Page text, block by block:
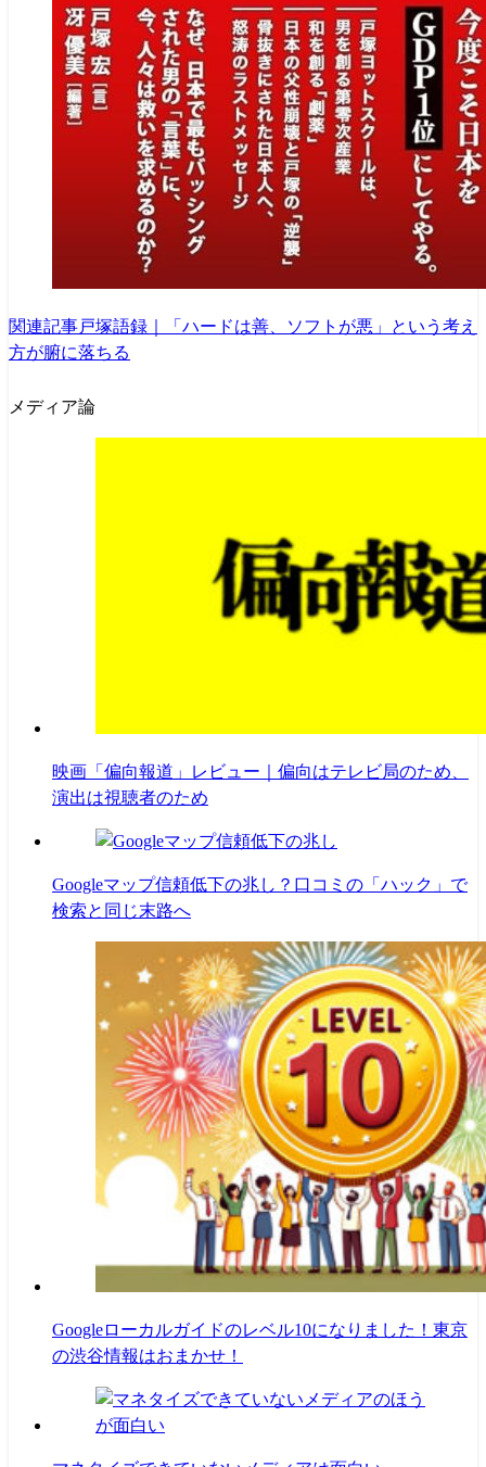
関連記事戸塚語録｜「ハードは善、ソフトが悪」という考え
方が腑に落ちる
メディア論
映画「偏向報道」レビュー｜偏向はテレビ局のため、
演出は視聴者のため
Googleマップ信頼低下の兆し？口コミの「ハック」で
検索と同じ末路へ
Googleローカルガイドのレベル10になりました！東京
の渋谷情報はおまかせ！